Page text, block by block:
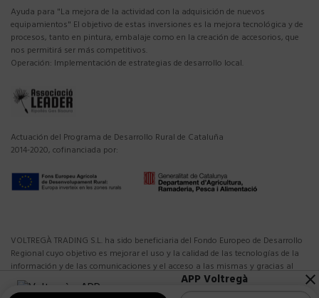
APP Voltregà
10%DTO en tu primera compra APP
close
Ayuda para "La mejora de la actividad con la adquisición de nuevos
equipamientos" El objetivo de estas inversiones es la mejora tecnológica y de
procesos, tanto en pintura, embalaje como en la creación de accesorios, que
nos permitirá ser más competitivos.
Operación: Implementación de estrategias de desarrollo local.
Actuación del Programa de Desarrollo Rural de Cataluña
2014-2020, cofinanciada por:
VOLTREGÀ TRADING S.L. ha sido beneficiaria del Fondo Europeo de Desarrollo
Regional cuyo objetivo es mejorar el uso y la calidad de las tecnologías de la
información y de las comunicaciones y el acceso a las mismas y gracias al
que ha realizado los proyectos de dinamización de las redes sociales y la
captura y consultas de datos de campos con soluciones Iot, todo ello para la